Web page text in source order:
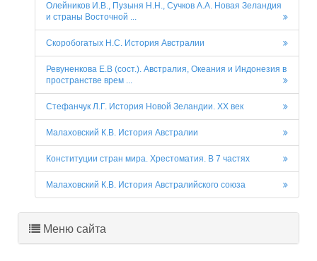
Олейников И.В., Пузыня Н.Н., Сучков А.А. Новая Зеландия
и страны Восточной ...
Скоробогатых Н.С. История Австралии
Ревуненкова Е.В (сост.). Австралия, Океания и Индонезия в
пространстве врем ...
Стефанчук Л.Г. История Новой Зеландии. ХХ век
Малаховский К.В. История Австралии
Конституции стран мира. Хрестоматия. В 7 частях
Малаховский К.В. История Австралийского союза
Меню сайта